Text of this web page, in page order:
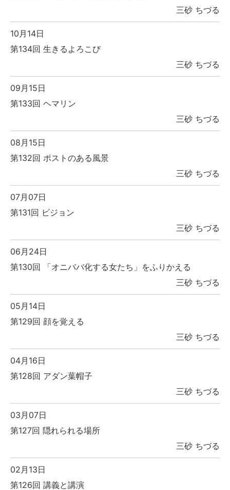
三砂 ちづる
10月14日
第134回 生きるよろこび
三砂 ちづる
09月15日
第133回 ヘマリン
三砂 ちづる
08月15日
第132回 ポストのある風景
三砂 ちづる
07月07日
第131回 ビジョン
三砂 ちづる
06月24日
第130回 「オニババ化する女たち」をふりかえる
三砂 ちづる
05月14日
第129回 顔を覚える
三砂 ちづる
04月16日
第128回 アダン葉帽子
三砂 ちづる
03月07日
第127回 隠れられる場所
三砂 ちづる
02月13日
第126回 講義と講演